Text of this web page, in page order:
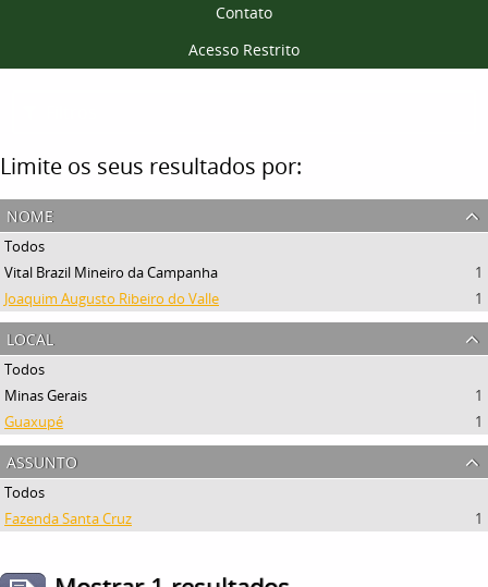
Contato
Acesso Restrito
Limite os seus resultados por:
nome
Todos
Vital Brazil Mineiro da Campanha
1
Joaquim Augusto Ribeiro do Valle
1
local
Todos
Minas Gerais
1
Guaxupé
1
assunto
Todos
Fazenda Santa Cruz
1